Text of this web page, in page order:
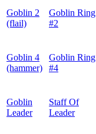
Goblin 2
(flail)
Goblin Ring
#2
Goblin 4
(hammer)
Goblin Ring
#4
Goblin
Leader
Staff Of
Leader